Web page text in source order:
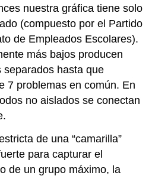
nuestra gráfica tiene solo
(compuesto por el Partido
de Empleados Escolares).
más bajos producen
separados hasta que
7 problemas en común. En
no aislados se conectan
de una “camarilla”
para capturar el
de un grupo máximo, la